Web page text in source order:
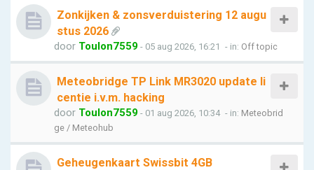
Zonkijken & zonsverduistering 12 augu
stus 2026
door Toulon7559 - 05 aug 2026, 16:21 - in: Off topic
Meteobridge TP Link MR3020 update li
centie i.v.m. hacking
door Toulon7559 - 01 aug 2026, 10:34 - in: Meteobrid
ge / Meteohub
Geheugenkaart Swissbit 4GB